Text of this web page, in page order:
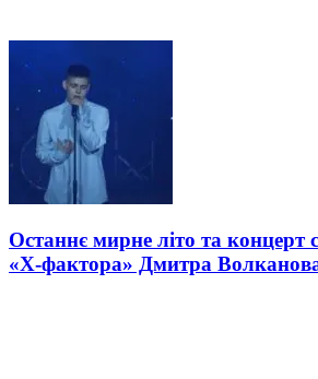
Останнє мирне літо та концерт
«Х-фактора» Дмитра